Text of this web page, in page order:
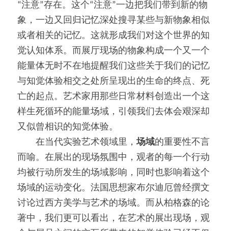
“注意”存在。这个“注意”一边把我们带到新的物
象，一边又回归记忆深处搜寻某些与新物象相似
或者相关的记忆。这就形成我们对这个世界的知
觉认知体系。而展厅现场的物象构成一个又一个
能量体无时不在地提醒我们这些关于我们的记忆
与知觉体验相交之处所呈现出的生命的终点、死
亡的起点。艺术家用那些日常材料创造出一个这
样生死循环的能量场域，引领我们去体会艰深却
又似曾相识的知觉体验。
在当代实验艺术领域里，场域的重要性不言
而喻。在展出的现场氛围中，观者的每一个行动
均被行动所发生的场域影响，同时也影响着这个
场域的运动变化。法国思想家布尔迪厄曾经撰文
讨论过西方美学与艺术的场域。而从柏格森的论
著中，我们更可以看出，在艺术的展出现场，观